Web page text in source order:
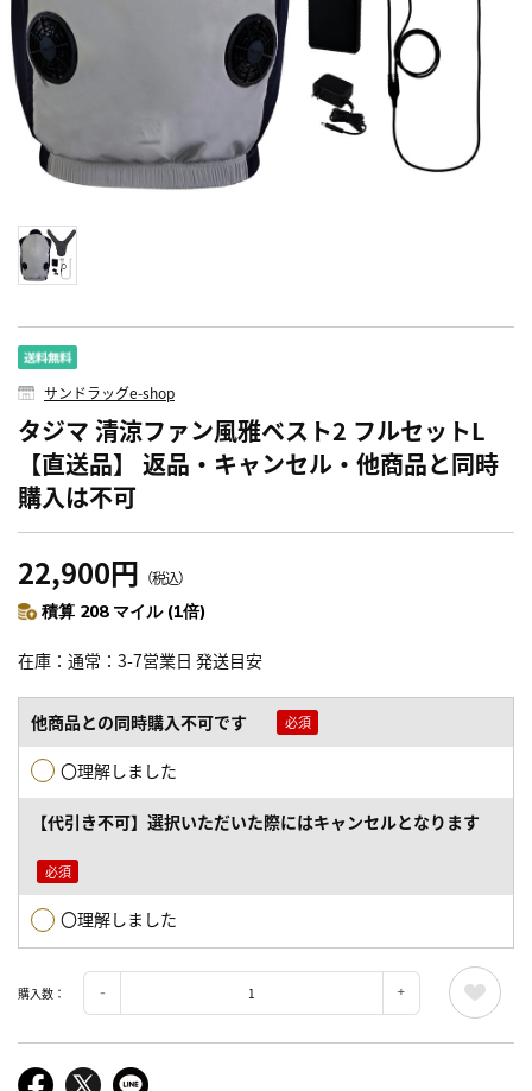
サンドラッグe-shop
タジマ 清涼ファン風雅ベスト2 フルセットL
【直送品】 返品・キャンセル・他商品と同時
購入は不可
22,900円 （税込）
積算 208 マイル (1倍)
在庫 通常：3-7営業日 発送目安
他商品との同時購入不可です
〇理解しました
【代引き不可】選択いただいた際にはキャンセルとなります
〇理解しました
購入数：